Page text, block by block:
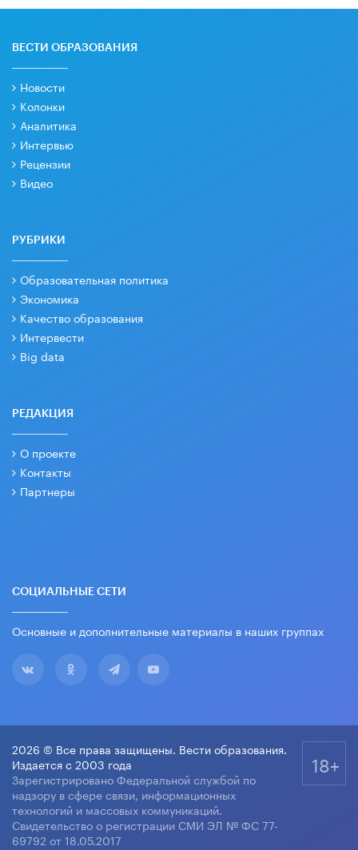
ВЕСТИ ОБРАЗОВАНИЯ
Новости
Колонки
Аналитика
Интервью
Рецензии
Видео
РУБРИКИ
Образовательная политика
Экономика
Качество образования
Интервести
Big data
РЕДАКЦИЯ
О проекте
Контакты
Партнеры
СОЦИАЛЬНЫЕ СЕТИ
Основные и дополнительные материалы в наших группах
2026 © Все права защищены. Вести образования.
Издается с 2003 года
Зарегистрировано Федеральной службой по
надзору в сфере связи, информационных
технологий и массовых коммуникаций.
Свидетельство о регистрации СМИ ЭЛ № ФС 77-
69792 от 18.05.2017
18+